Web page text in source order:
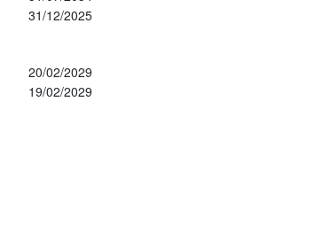
31/12/2025
20/02/2029
19/02/2029